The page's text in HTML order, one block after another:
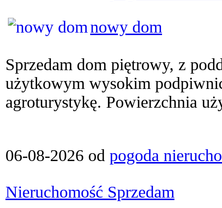
nowy dom
Sprzedam dom piętrowy, z
użytkowym wysokim
agroturystykę. Powierzchnia
06-08-2026 od pogoda
Nieruchomość Sprzedam